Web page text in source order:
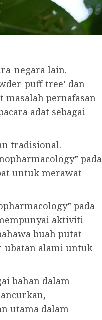
negara lain.
puff tree’ dan
pernafasan
adat sebagai
tradisional.
pada
untuk merawat
pada
aktiviti
buah putat
ubatan alami untuk
bahan dalam
utama dalam